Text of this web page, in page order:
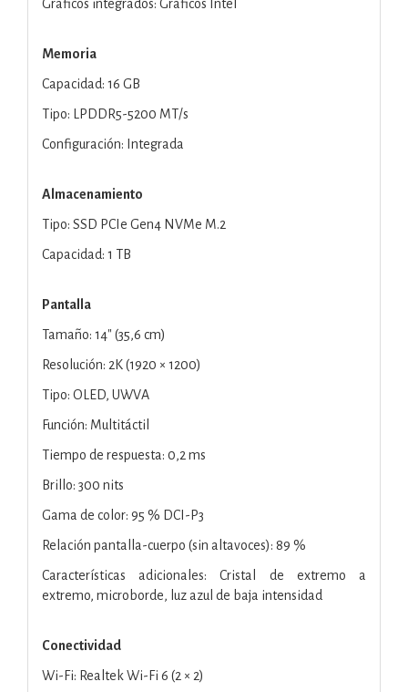
Gráficos integrados: Gráficos Intel
Memoria
Capacidad: 16 GB
Tipo: LPDDR5-5200 MT/s
Configuración: Integrada
Almacenamiento
Tipo: SSD PCIe Gen4 NVMe M.2
Capacidad: 1 TB
Pantalla
Tamaño: 14" (35,6 cm)
Resolución: 2K (1920 × 1200)
Tipo: OLED, UWVA
Función: Multitáctil
Tiempo de respuesta: 0,2 ms
Brillo: 300 nits
Gama de color: 95 % DCI-P3
Relación pantalla-cuerpo (sin altavoces): 89 %
Características adicionales: Cristal de extremo a
extremo, microborde, luz azul de baja intensidad
Conectividad
Wi-Fi: Realtek Wi-Fi 6 (2 × 2)